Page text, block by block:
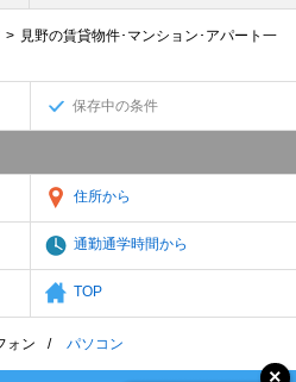
見野の賃貸物件･マンション･アパート一
保存中の条件
住所から
通勤通学時間から
TOP
ォン パソコン